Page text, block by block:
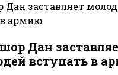
Дан
вступать в